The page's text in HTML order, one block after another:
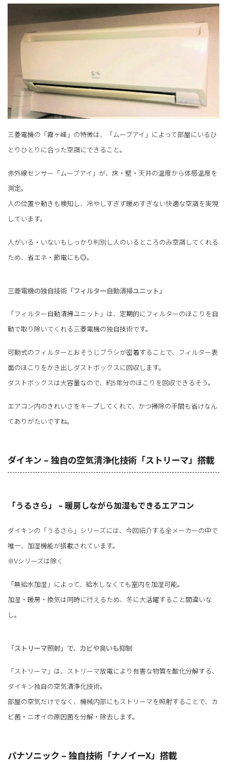
三菱電機の「霧ヶ峰」の特徴は、「ムーブアイ」によって部屋にいるひ
とりひとりに合った空調にできること。
赤外線センサー「ムーブアイ」が、床・壁・天井の温度から体感温度を
測定。
人の位置や動きも検知し、冷やしすぎず暖めすぎない快適な空調を実現
しています。
人がいる・いないもしっかり判別し人のいるところのみ空調してくれる
ため、省エネ・節電にも◎。
三菱電機の独自技術「フィルター自動清掃ユニット」
「フィルター自動清掃ユニット」は、定期的にフィルターのほこりを自
動で取り除いてくれる三菱電機の独自技術です。
可動式のフィルターとおそうじブラシが密着することで、フィルター表
面のほこりをかき出しダストボックスに回収します。
ダストボックスは大容量なので、約5年分のほこりを回収できるそう。
エアコン内のきれいさをキープしてくれて、かつ掃除の手間も省けなん
てありがたいですね。
ダイキン – 独自の空気清浄化技術「ストリーマ」搭載
「うるさら」 – 暖房しながら加湿もできるエアコン
ダイキンの「うるさら」シリーズには、今回紹介する全メーカーの中で
唯一、加湿機能が搭載されています。
※Vシリーズは除く
「無給水加湿」によって、給水しなくても室内を加湿可能。
加湿・暖房・換気は同時に行えるため、冬に大活躍すること間違いな
し。
「ストリーマ照射」で、カビや臭いも抑制
「ストリーマ」は、ストリーマ放電により有害な物質を酸化分解する、
ダイキン独自の空気清浄化技術。
部屋の空気だけでなく、機械内部にもストリーマを照射することで、カ
ビ菌・ニオイの原因菌を分解・除去します。
パナソニック – 独自技術「ナノイーX」搭載